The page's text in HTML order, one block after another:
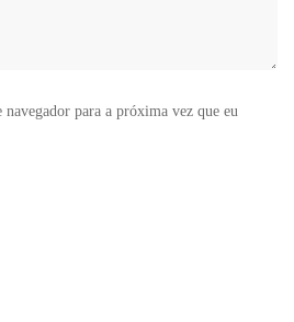
navegador para a próxima vez que eu